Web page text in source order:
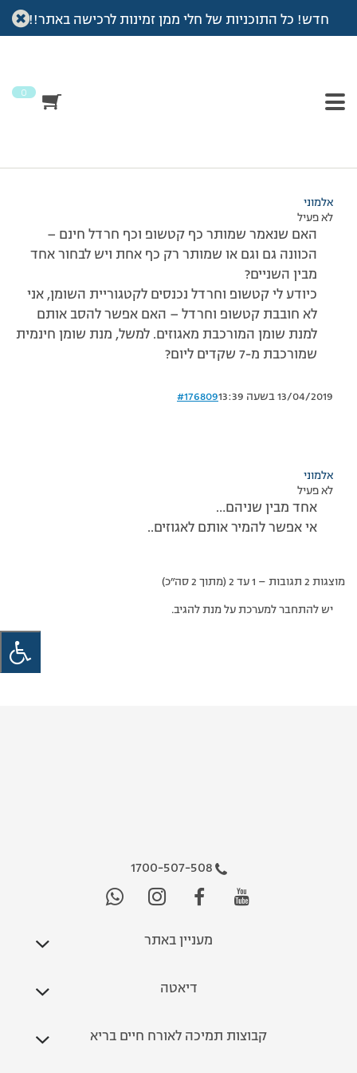
חדש! כל התוכניות של חלי ממן זמינות לרכישה באתר!!
0
עמוד הבית >דיונים>פורום >היי איה
מוצגות 2 תגובות – 1 עד 2 (מתוך 2 סה״כ)
אלמוני
לא פעיל
האם שנאמר שמותר כף קטשופ וכף חרדל חינם –
הכוונה גם וגם או שמותר רק כף אחת ויש לבחור אחד
מבין השניים?
כיודע לי קטשופ וחרדל נכנסים לקטגוריית השומן, אני
לא חובבת קטשופ וחרדל – האם אפשר להסב אותם
למנת שומן המורכבת מאגוזים. למשל, מנת שומן חינמית
שמורכבת מ-7 שקדים ליום?
13/04/2019 בשעה 13:39 #176809
אלמוני
לא פעיל
אחד מבין שניהם…
אי אפשר להמיר אותם לאגוזים..
מוצגות 2 תגובות – 1 עד 2 (מתוך 2 סה״כ)
יש להתחבר למערכת על מנת להגיב.
1700-507-508
מעניין באתר
דיאטה
קבוצות תמיכה לאורח חיים בריא